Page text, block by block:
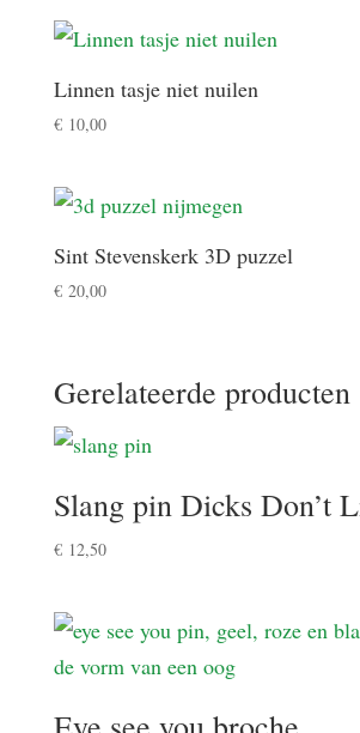
Linnen tasje niet nuilen
€10,00
Sint Stevenskerk 3D puzzel
€20,00
Gerelateerde producten
Slang pin Dicks Don’t
€12,50